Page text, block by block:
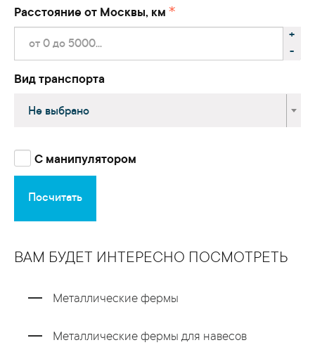
Расстояние от Москвы, км
+
-
Вид транспорта
Не выбрано
С манипулятором
Посчитать
ВАМ БУДЕТ ИНТЕРЕСНО ПОСМОТРЕТЬ
Металлические фермы
Металлические фермы для навесов